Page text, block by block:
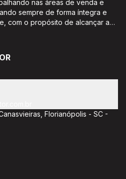
nas áreas de venda e
sempre de forma íntegra e
com o propósito de alcançar a
capacidade de compra e perfil
de assertividade na escolha
oportunidades de negócios.
Florianópolis - SC -